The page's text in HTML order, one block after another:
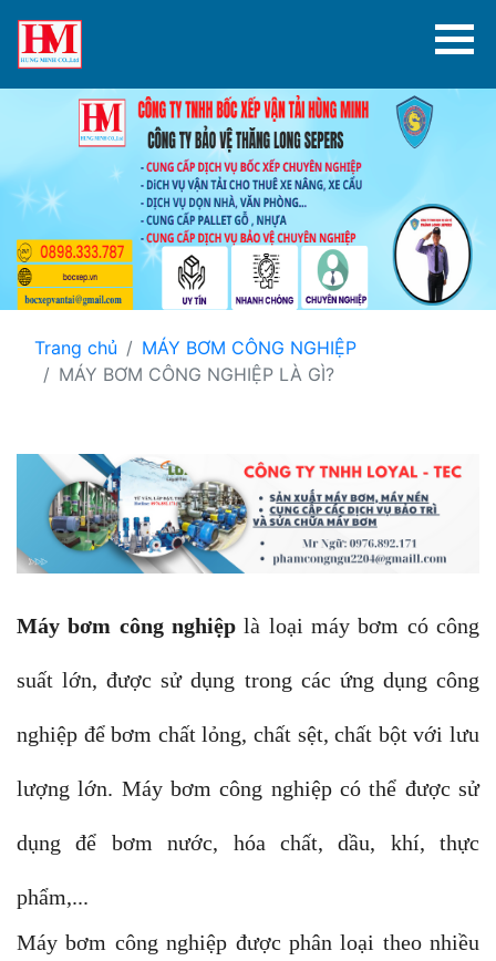
Trang chủ
MÁY BƠM CÔNG NGHIỆP
MÁY BƠM CÔNG NGHIỆP LÀ GÌ?
Máy bơm công nghiệp là loại máy bơm có công
suất lớn, được sử dụng trong các ứng dụng công
nghiệp để bơm chất lỏng, chất sệt, chất bột với lưu
lượng lớn. Máy bơm công nghiệp có thể được sử
dụng để bơm nước, hóa chất, dầu, khí, thực
phẩm,...
Máy bơm công nghiệp được phân loại theo nhiều